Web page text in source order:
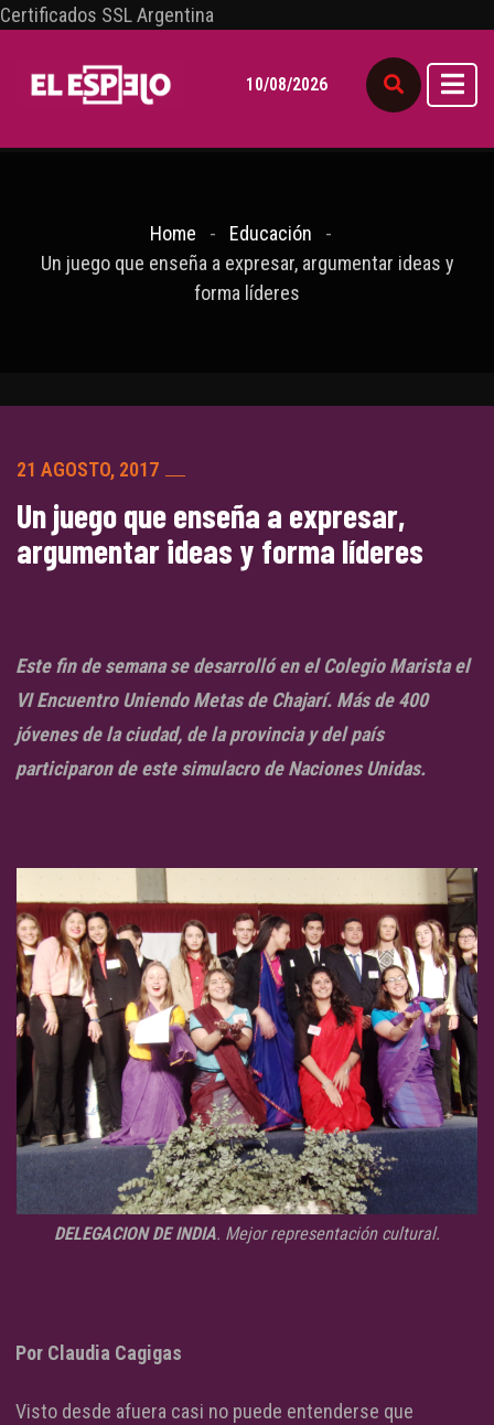
Certificados SSL Argentina
10/08/2026
Home
Educación
Un juego que enseña a expresar, argumentar ideas y
forma líderes
21 AGOSTO, 2017
Un juego que enseña a expresar,
argumentar ideas y forma líderes
Este fin de semana se desarrolló en el Colegio Marista el
VI Encuentro Uniendo Metas de Chajarí. Más de 400
jóvenes de la ciudad, de la provincia y del país
participaron de este simulacro de Naciones Unidas.
DELEGACION DE INDIA. Mejor representación cultural.
Por Claudia Cagigas
Visto desde afuera casi no puede entenderse que